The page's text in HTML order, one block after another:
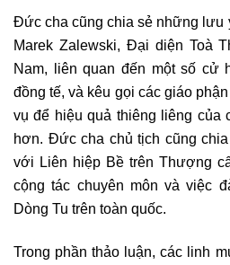
Đức cha cũng chia sẻ những lưu
Marek Zalewski, Đại diện Toà
Nam, liên quan đến một số cử
đồng tế, và kêu gọi các giáo
vụ để hiệu quả thiêng liêng của
hơn. Đức cha chủ tịch cũng
với Liên hiệp Bề trên Thượng
cộng tác chuyên môn và việc
Dòng Tu trên toàn quốc.
Trong phần thảo luận, các linh